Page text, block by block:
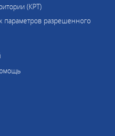
(КРТ)
параметров разрешенного